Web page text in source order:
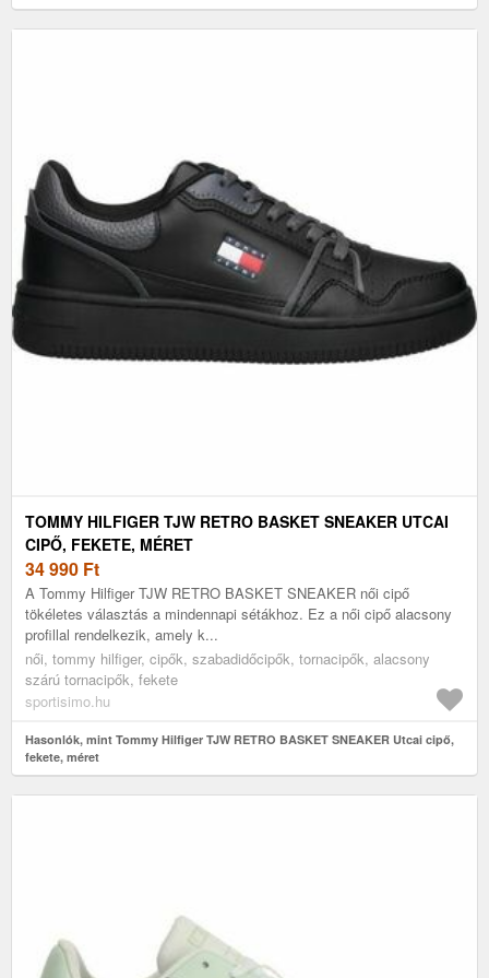
TOMMY HILFIGER TJW RETRO BASKET SNEAKER UTCAI
CIPŐ, FEKETE, MÉRET
34 990 Ft
A Tommy Hilfiger TJW RETRO BASKET SNEAKER női cipő
tökéletes választás a mindennapi sétákhoz. Ez a női cipő alacsony
profillal rendelkezik, amely k...
női, tommy hilfiger, cipők, szabadidőcipők, tornacipők, alacsony
szárú tornacipők, fekete
sportisimo.hu
Hasonlók, mint Tommy Hilfiger TJW RETRO BASKET SNEAKER Utcai cipő,
fekete, méret